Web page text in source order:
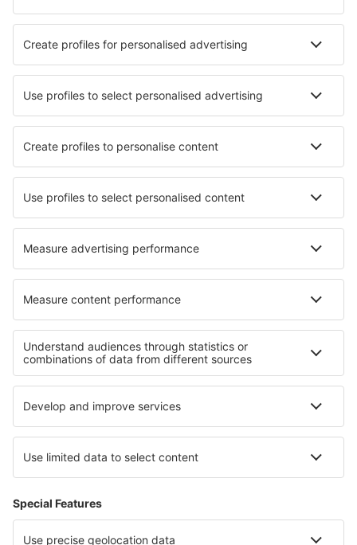
Borba Airport (RBB)
Vilhena Brigadeiro Camarão (BVH)
Cabo Frio Airport (CFB)
Cajazeiras Pedro Vieira Moreira (CJZ)
Caldas Novas Airport (CLV)
Campo Mourao Airport (CBW)
Campinas
Canela Airport (CEL)
Parauapebas Carajás (CKS)
Juazeiro do Norte O. B. de Menezes (JDO)
Caçador Carlos Alberto da Costa Neves (CFC)
Lençóis Chapada Diamantina (LEC)
Cianorte Airport (GGH)